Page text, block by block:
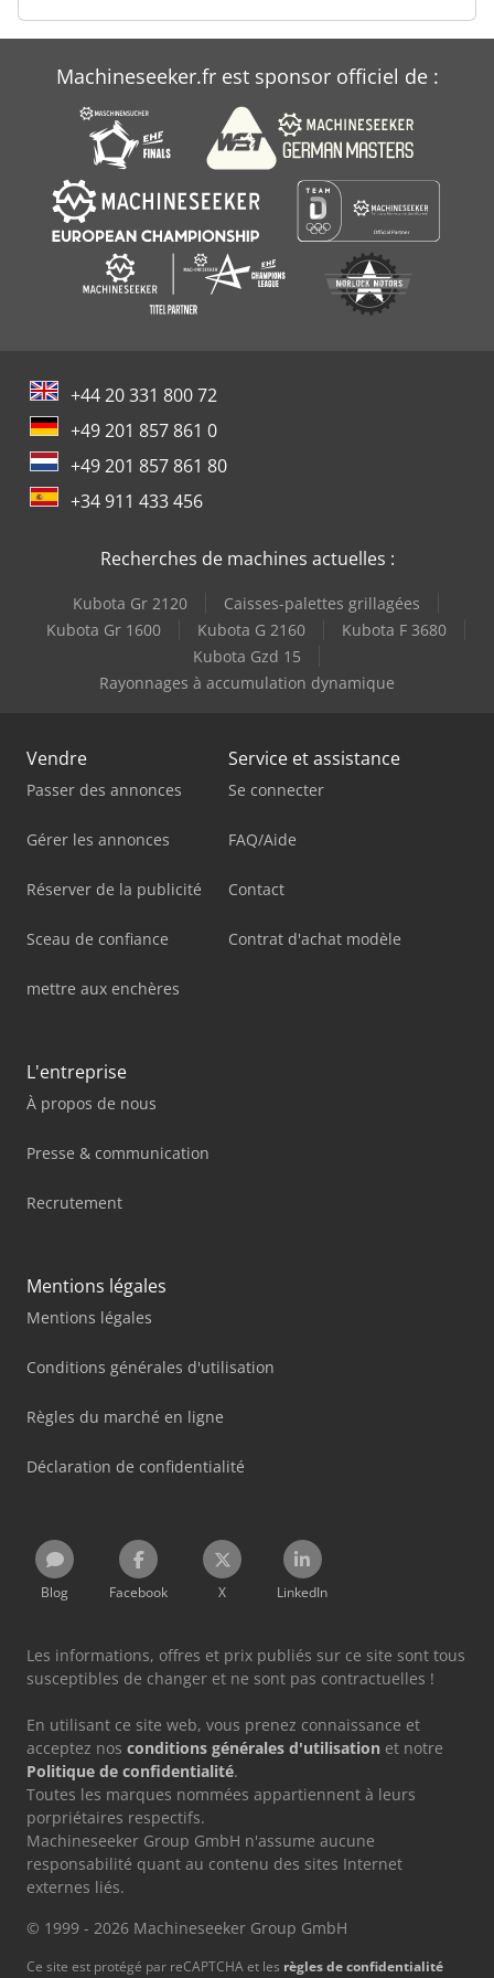
Machineseeker.fr est sponsor officiel de :
+44 20 331 800 72
+49 201 857 861 0
+49 201 857 861 80
+34 911 433 456
Recherches de machines actuelles :
Kubota Gr 2120
Caisses-palettes grillagées
Kubota Gr 1600
Kubota G 2160
Kubota F 3680
Kubota Gzd 15
Rayonnages à accumulation dynamique
Vendre
Passer des annonces
Gérer les annonces
Réserver de la publicité
Sceau de confiance
mettre aux enchères
Service et assistance
Se connecter
FAQ/Aide
Contact
Contrat d'achat modèle
L'entreprise
À propos de nous
Presse & communication
Recrutement
Mentions légales
Mentions légales
Conditions générales d'utilisation
Règles du marché en ligne
Déclaration de confidentialité
Blog Facebook X LinkedIn
Les informations, offres et prix publiés sur ce site sont tous
susceptibles de changer et ne sont pas contractuelles !
En utilisant ce site web, vous prenez connaissance et
acceptez nos conditions générales d'utilisation et notre
Politique de confidentialité.
Toutes les marques nommées appartiennent à leurs
porpriétaires respectifs.
Machineseeker Group GmbH n'assume aucune
responsabilité quant au contenu des sites Internet
externes liés.
© 1999 - 2026 Machineseeker Group GmbH
Ce site est protégé par reCAPTCHA et les règles de confidentialité